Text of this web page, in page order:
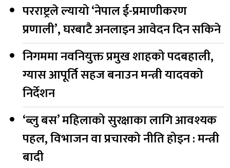
परराष्ट्रले ल्यायो ‘नेपाल ई-प्रमाणीकरण
प्रणाली’, घरबाटै अनलाइन आवेदन दिन सकिने
निगममा नवनियुक्त प्रमुख शाहको पदबहाली,
ग्यास आपूर्ति सहज बनाउन मन्त्री यादवको
निर्देशन
‘ब्लु बस’ महिलाको सुरक्षाका लागि आवश्यक
पहल, विभाजन वा प्रचारको नीति होइन : मन्त्री
बादी